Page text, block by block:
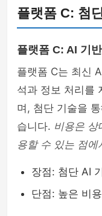
플랫폼 C: 첨
플랫폼 C: AI 기
플랫폼 C는 최신
석과 정보 처리를
며, 첨단 기술을
습니다. 비용은 상
용할 수 있는 점에
장점: 첨단 AI
단점: 높은 비용